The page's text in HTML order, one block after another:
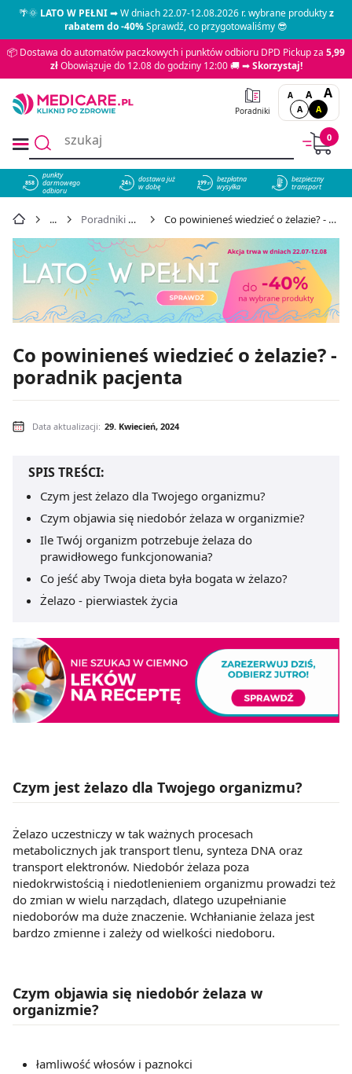
🌴🌞LATO W PEŁNI➡ W dniach 22.07-12.08.2026 r. wybrane produktyz
rabatem do -40%Sprawdź, co przygotowaliśmy 😎
📦 Dostawa do automatów paczkowych i punktów odbioru DPD Pickup za 5,99
złObowiązuje do 12.08 do godziny 12:00 🚚 ➡Skorzystaj!
Poradniki
A A A
A A
0
858
punkty
darmowego
odbioru
dostawa już
w dobę
bezpłatna
wysyłka
bezpieczny
transport
Poradniki Medicare Co powinieneś wiedzieć o żelazie? - poradnik pacjenta
Co powinieneś wiedzieć o żelazie? -
poradnik pacjenta
Data aktualizacji: 29. Kwiecień, 2024
SPIS TREŚCI:
Czym jest żelazo dla Twojego organizmu?
Czym objawia się niedobór żelaza w organizmie?
Ile Twój organizm potrzebuje żelaza do
prawidłowego funkcjonowania?
Co jeść aby Twoja dieta była bogata w żelazo?
Żelazo - pierwiastek życia
Czym jest żelazo dla Twojego organizmu?
Żelazo uczestniczy w tak ważnych procesach
metabolicznych jak transport tlenu, synteza DNA oraz
transport elektronów. Niedobór żelaza poza
niedokrwistością i niedotlenieniem organizmu prowadzi też
do zmian w wielu narządach, dlatego uzupełnianie
niedoborów ma duże znaczenie. Wchłanianie żelaza jest
bardzo zmienne i zależy od wielkości niedoboru.
Czym objawia się niedobór żelaza w
organizmie?
łamliwość włosów i paznokci